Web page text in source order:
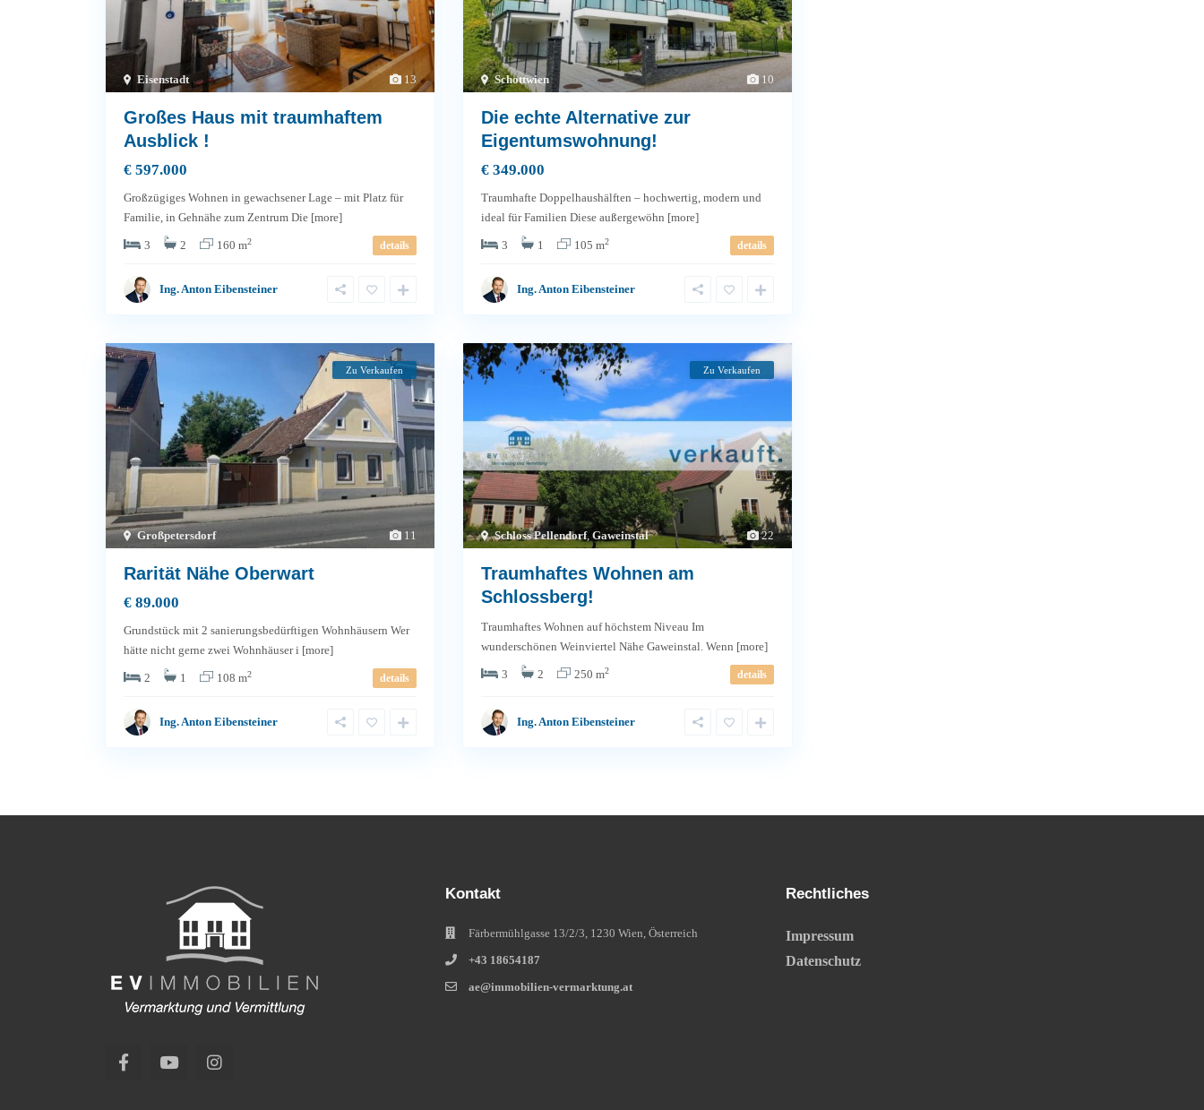
13
Eisenstadt
Großes Haus mit traumhaftem
Ausblick !
€ 597.000
Großzügiges Wohnen in gewachsener Lage – mit Platz für
Familie, in Gehnähe zum Zentrum Die [more]
3 2 160 m2 details
Ing. Anton Eibensteiner
10
Schottwien
Die echte Alternative zur
Eigentumswohnung!
€ 349.000
Traumhafte Doppelhaushälften – hochwertig, modern und
ideal für Familien Diese außergewöhn [more]
3 1 105 m2 details
Ing. Anton Eibensteiner
11
Großpetersdorf
Zu Verkaufen
Rarität Nähe Oberwart
€ 89.000
Grundstück mit 2 sanierungsbedürftigen Wohnhäusern Wer
hätte nicht gerne zwei Wohnhäuser i [more]
2 1 108 m2 details
Ing. Anton Eibensteiner
22
Schloss Pellendorf, Gaweinstal
Zu Verkaufen
Traumhaftes Wohnen am
Schlossberg!
Traumhaftes Wohnen auf höchstem Niveau Im
wunderschönen Weinviertel Nähe Gaweinstal. Wenn [more]
3 2 250 m2 details
Ing. Anton Eibensteiner
Kontakt
Färbermühlgasse 13/2/3, 1230 Wien, Österreich
+43 18654187
ae@immobilien-vermarktung.at
Rechtliches
Impressum
Datenschutz